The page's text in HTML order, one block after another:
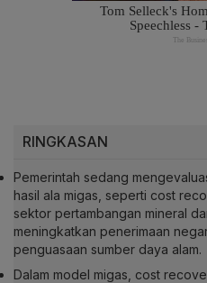
RINGKASAN
Pemerintah sedang
hasil ala migas, seperti cost
sektor pertambangan mineral
meningkatkan penerimaan
penguasaan sumber daya alam.
Dalam model migas, cost